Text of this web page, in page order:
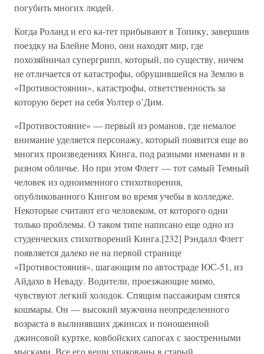
погубить многих людей.
Когда Роланд и его ка-тет прибывают в Топику, завершив
поездку на Блейне Моно, они находят мир, где
похозяйничал супергрипп, который, по существу, ничем
не отличается от катастрофы, обрушившейся на Землю в
«Противостоянии», катастрофы, ответственность за
которую берет на себя Уолтер о’Дим.
«Противостояние» — первый из романов, где немалое
внимание уделяется персонажу, который появится еще во
многих произведениях Кинга, под разными именами и в
разном обличье. Но при этом Флегг — тот самый Темный
человек из одноименного стихотворения,
опубликованного Кингом во время учебы в колледже.
Некоторые считают его человеком, от которого одни
только проблемы. О таком типе написано еще одно из
студенческих стихотворений Кинга.[232] Рэндалл Флегг
появляется далеко не на первой странице
«Противостояния», шагающим по автостраде ЮС-51, из
Айдахо в Неваду. Водители, проезжающие мимо,
чувствуют легкий холодок. Спящим пассажирам снятся
кошмары. Он — высокий мужчина неопределенного
возраста в вылинявших джинсах и поношенной
джинсовой куртке, ковбойских сапогах с заостренными
мысками. Все его вещи упакованы в старый